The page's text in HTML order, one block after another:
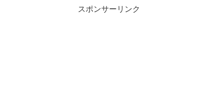
スポンサーリンク